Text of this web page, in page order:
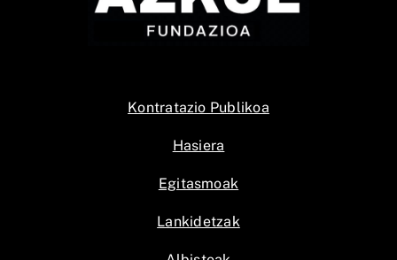
Kontratazio Publikoa
Hasiera
Egitasmoak
Lankidetzak